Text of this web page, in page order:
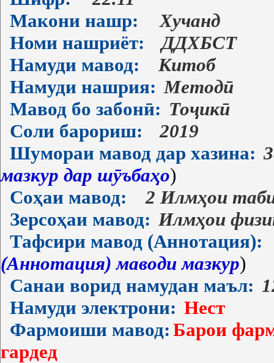
Макони нашр:
Хучанд
Номи нашриёт:
ДДХБСТ
Намуди мавод:
Китоб
Намуди нашрия: Методӣ
Мавод бо забонӣ: Тоҷикӣ
Соли барориш:
2019
Шумораи мавод дар хазина:
мазкур дар шӯъбаҳо)
Соҳаи мавод:
2 Илмҳои
Зерсоҳаи мавод: Илмҳои
Тафсири мавод (Аннотация):
(Аннотация) маводи мазкур)
Санаи ворид намудан маъл:
Намуди электрони: Нест
Фармоиши мавод: Барои
гардед